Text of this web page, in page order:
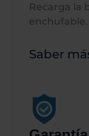
Recarga la
enchufable.​​
Saber